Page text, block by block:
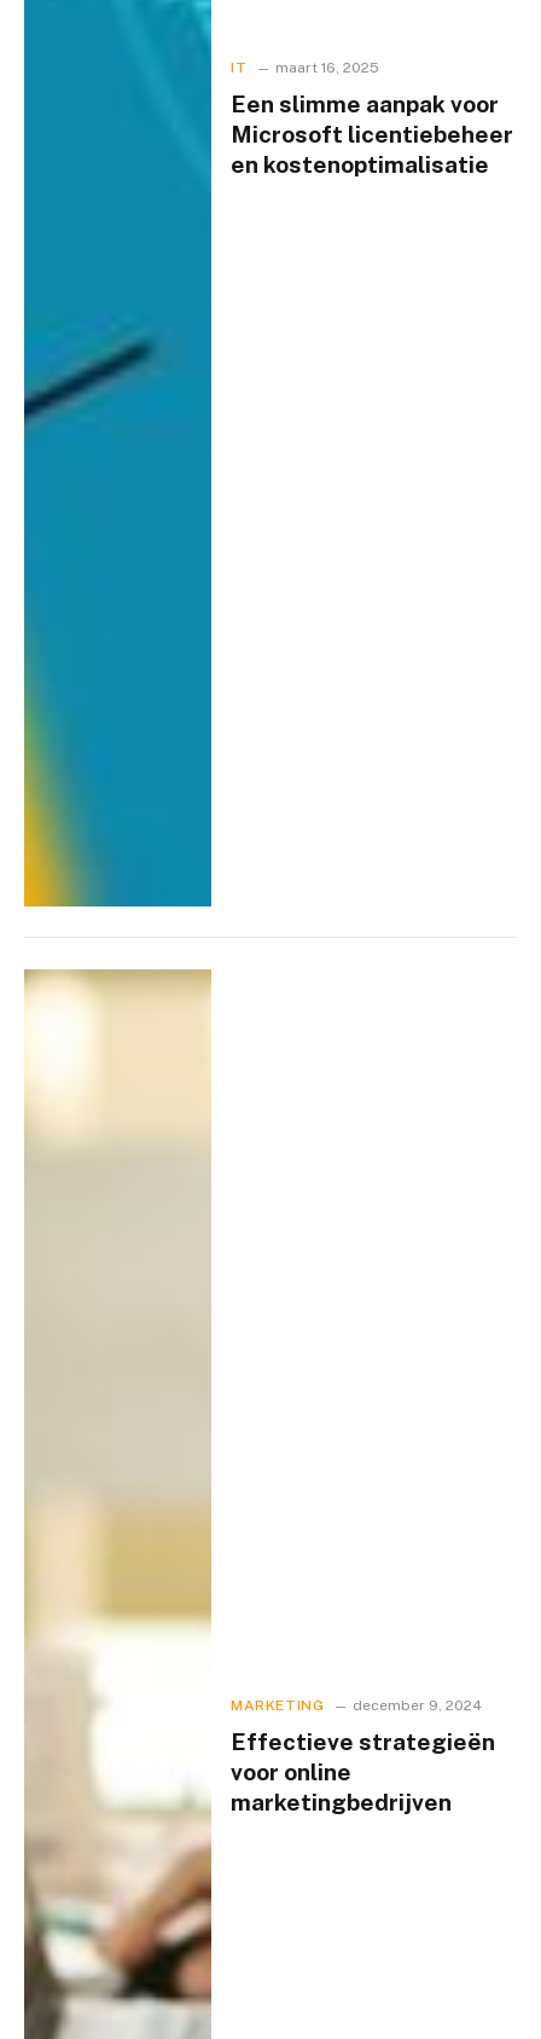
IT maart 16, 2025
Een slimme aanpak voor
Microsoft licentiebeheer
en kostenoptimalisatie
MARKETING december 9, 2024
Effectieve strategieën
voor online
marketingbedrijven